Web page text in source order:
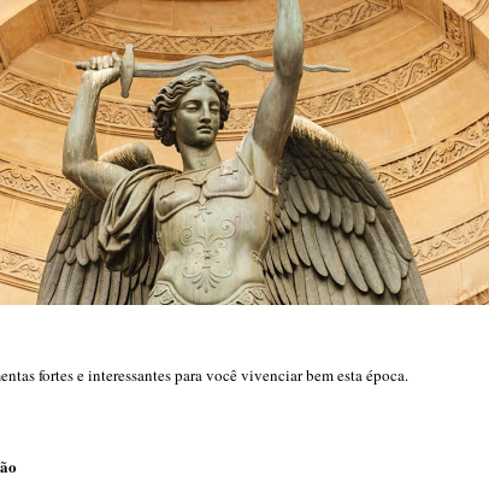
fortes e interessantes para você vivenciar bem esta época.